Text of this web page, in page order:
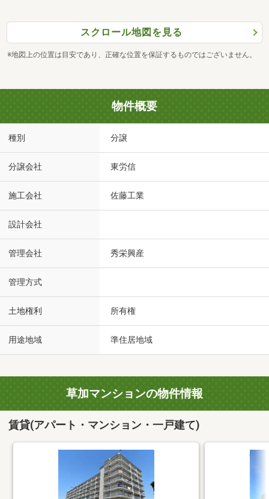
スクロール地図を見る
※地図上の位置は目安であり、正確な位置を保証するものではございません。
物件概要
種別 分譲
分譲会社 東労信
施工会社 佐藤工業
設計会社
管理会社 秀栄興産
管理方式
土地権利 所有権
用途地域 準住居地域
草加マンションの物件情報
賃貸(アパート・マンション・一戸建て)